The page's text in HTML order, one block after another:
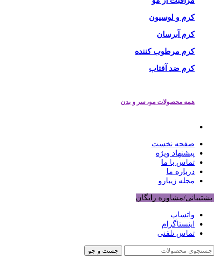
کرم و لوسیون
کرم آبرسان
کرم مرطوب کننده
کرم ضد آفتاب
همه محصولات مو، سر و بدن
صفحه نخست
پیشنهاد ویژه
تماس با ما
درباره ما
مجله زیبارو
پشتیبانی/مشاوره رایگان
واتساپ
اینستاگرام
تماس تلفنی
جست و جو